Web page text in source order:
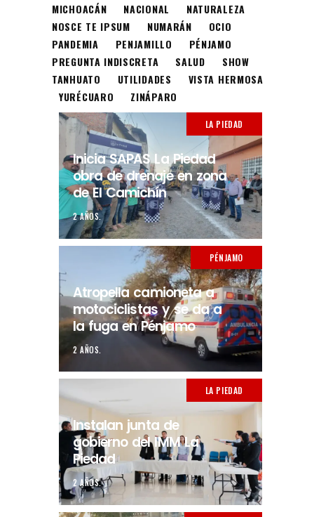
MICHOACÁN
NACIONAL
NATURALEZA
NOSCE TE IPSUM
NUMARÁN
OCIO
PANDEMIA
PENJAMILLO
PÉNJAMO
PREGUNTA INDISCRETA
SALUD
SHOW
TANHUATO
UTILIDADES
VISTA HERMOSA
YURÉCUARO
ZINÁPARO
LA PIEDAD
Inicia SAPAS La Piedad
obra de drenaje en zona
de El Camichín
2 AÑOS.
PÉNJAMO
Atropella camioneta a
motociclistas y se da a
la fuga en Pénjamo
2 AÑOS.
LA PIEDAD
Instalan junta de
gobierno del IMM La
Piedad
2 AÑOS.